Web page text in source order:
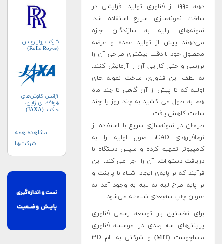
دهه ۱۹۹۰ از فناوری تولید افزایشی در
ساخت نمونه‌سازی سریع استفاده شد.
نمونه‌های اولیه به سازندگان اجازه
می‌دهند پیش از تولید عمده و عرضه
محصول خود با دقت بیشتری طراحی آن را
بررسی و حتی کارایی آن را آزمایش کنند.
به لطف این فناوری، ساخت نمونه های
اولیه که تا پیش از آن گاهی تا چند ماه
هم به طول می کشید به چند روز یا چند
ساعت کاهش یافت.
طراحان در نمونه‌سازی سریع با استفاده از
نرم‌افزارهای CAD، اصول اولیه را به
کامپیوتر تفهیم کرده و سپس دستگاه با
دریافت دستورات، آن را اجرا می کند. این
فرآیند که بر پایه‌ی ایجاد اشیاء با پرینت و
بر پایه طرح لایه به لایه به وجود آمد به
عنوان چاپ سه‌بعدی شناخته می‌شود.
برای نخستین بار توسعه رسمی فناوری
پرینترهای سه بعدی در موسسه فناوری
ماساچوست (MIT) و شرکتی به نام ۳D
شرکت رولز-رویس
(Rolls-Royce)
آژانس کاوش‌های
هوافضای ژاپن،
جاکسا (JAXA)
مشاهده همه
شرکت‌ها